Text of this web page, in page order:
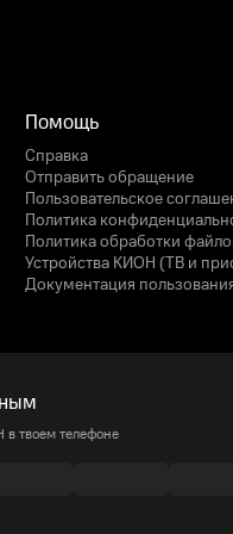
Помощь
Справка
Отправить обращение
Пользовательское
Политика
Политика обработки
Устройства КИОН (ТВ и
Документация
твоем телефоне